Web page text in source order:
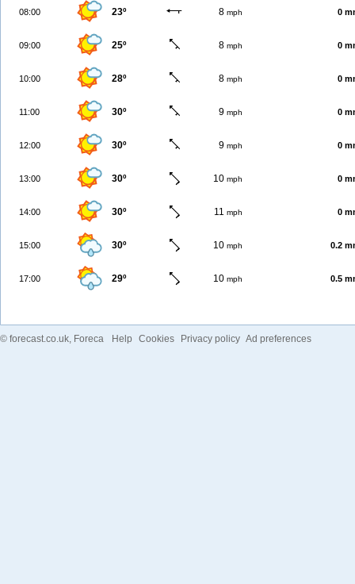
08:00 23º 8 mph 0
09:00 25º 8 mph 0
10:00 28º 8 mph 0
11:00 30º 9 mph 0
12:00 30º 9 mph 0
13:00 30º 10 mph 0
14:00 30º 11 mph 0
15:00 30º 10 mph 0.2
17:00 29º 10 mph 0.5
© forecast.co.uk, Foreca Help Cookies Privacy policy Ad preferences